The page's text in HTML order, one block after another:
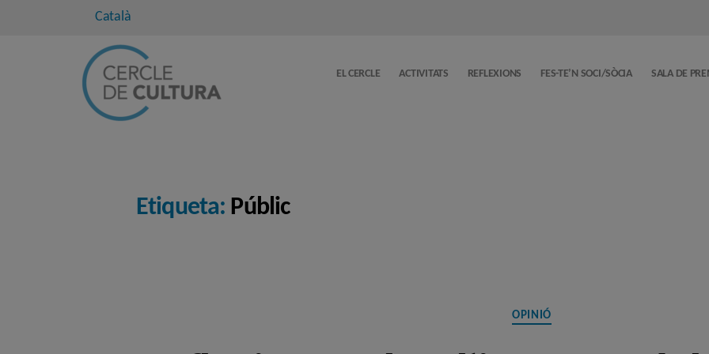
Català
EL CERCLE ACTIVITATS REFLEXIONS FES-TE’N SOCI/SÒCIA SALA DE
Etiqueta: Públic
Categories
OPINIÓ